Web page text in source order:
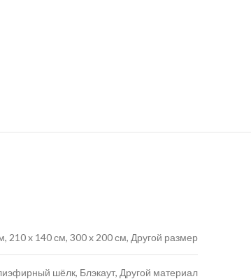
210 x 140 см, 300 x 200 см, Другой размер
шёлк, Блэкаут, Другой материал